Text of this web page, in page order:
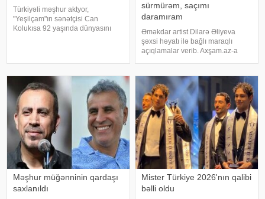
Türkiyəli məşhur aktyor,
"Yeşilçam"ın sənətçisi Can
Kolukısa 92 yaşında dünyasını
sürmürəm, saçımı
daramıram
Əməkdar artist Dilarə Əliyeva
şəxsi həyatı ilə bağlı maraqlı
açıqlamalar verib. Axşam.az-a
avtomobil idarə etmədiyini deyib.
O, sürücü ilə hərəkə
Məşhur müğənninin qardaşı
saxlanıldı
Mister Türkiye 2026'nın qalibi
bəlli oldu